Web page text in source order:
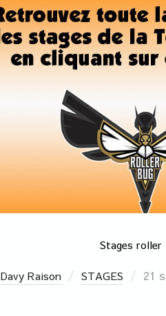
Stages roller
Davy Raison STAGES 21